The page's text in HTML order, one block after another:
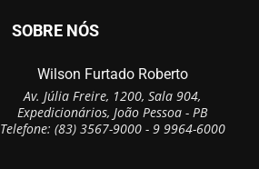
SOBRE NÓS
Wilson Furtado Roberto
Av. Júlia Freire, 1200, Sala 904,
Expedicionários, João Pessoa - PB
Telefone: (83) 3567-9000 - 9 9964-6000